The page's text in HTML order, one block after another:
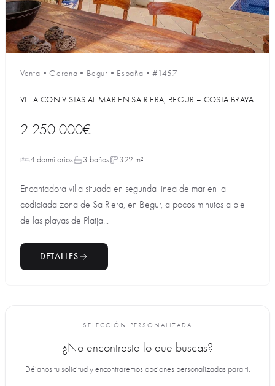
Venta •Gerona • Begur • España •#1457
VILLA CON VISTAS AL MAR EN SA RIERA, BEGUR – COSTA BRAVA
2 250 000€
4 dormitorios 3 baños 322 m²
Encantadora villa situada en segunda línea de mar en la
codiciada zona de Sa Riera, en Begur, a pocos minutos a pie
de las playas de Platja...
DETALLES
SELECCIÓN PERSONALIZADA
¿No encontraste lo que buscas?
Déjanos tu solicitud y encontraremos opciones personalizadas para ti.